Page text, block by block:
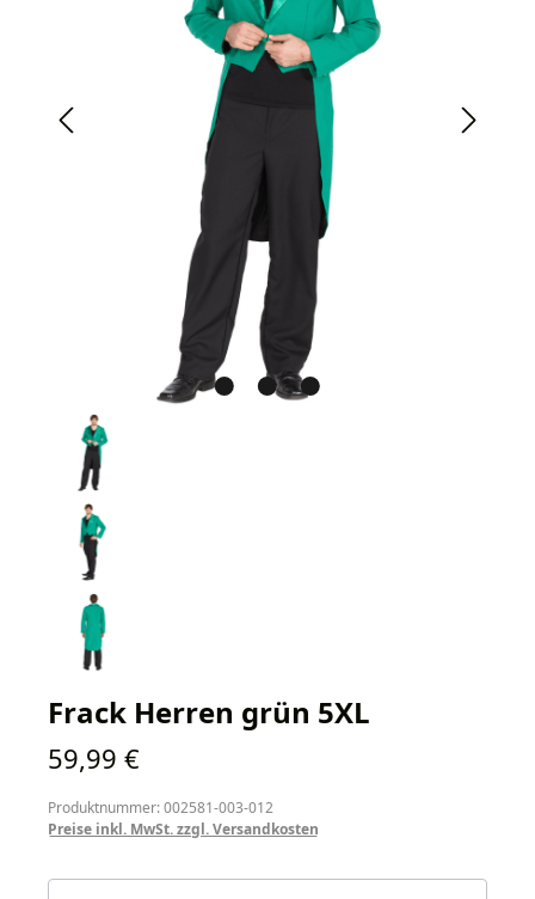
Frack Herren grün 5XL
Regulärer Preis:
59,99 €
Produktnummer: 002581-003-012
Preise inkl. MwSt. zzgl. Versandkosten